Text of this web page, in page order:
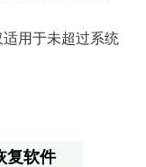
用于未超过系统
复软件